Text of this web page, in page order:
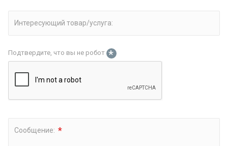
Интересующий товар/услуга:
Подтвердите, что вы не робот *
Сообщение: *